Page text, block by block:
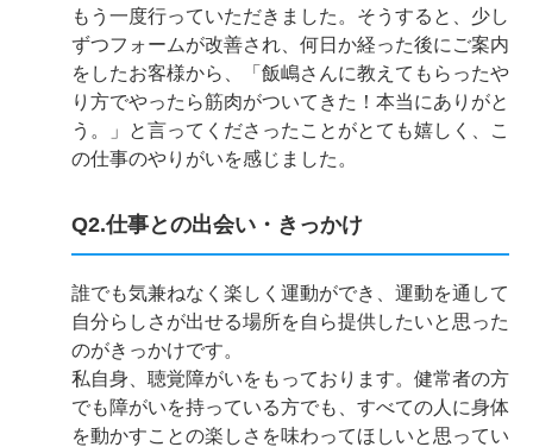
もう一度行っていただきました。そうすると、少し
ずつフォームが改善され、何日か経った後にご案内
をしたお客様から、「飯嶋さんに教えてもらったや
り方でやったら筋肉がついてきた！本当にありがと
う。」と言ってくださったことがとても嬉しく、こ
の仕事のやりがいを感じました。
Q2.仕事との出会い・きっかけ
誰でも気兼ねなく楽しく運動ができ、運動を通して
自分らしさが出せる場所を自ら提供したいと思った
のがきっかけです。
私自身、聴覚障がいをもっております。健常者の方
でも障がいを持っている方でも、すべての人に身体
を動かすことの楽しさを味わってほしいと思ってい